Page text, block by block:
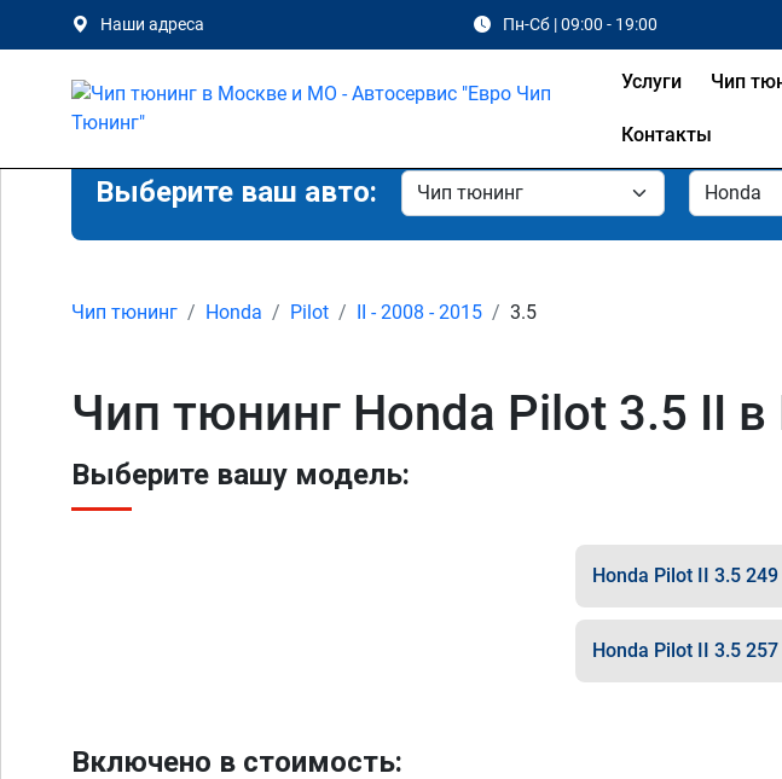
Наши адреса Пн-Сб | 09:00 - 19:00
Услуги Чип
Контакты
Выберите ваш авто:
Чип тюнинг Honda Pilot II - 2008 - 2015 3.5
Чип тюнинг Honda Pilot 3.5 II
Выберите вашу модель:
Honda Pilot II 3.5 249
Honda Pilot II 3.5 257
Включено в стоимость: